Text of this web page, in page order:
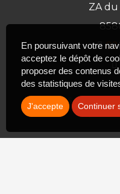
ZA
02
Les photos sont des
En poursuivant votre
acceptez le dépôt de
proposer des contenus
des statistiques de
J'accepte Continuer